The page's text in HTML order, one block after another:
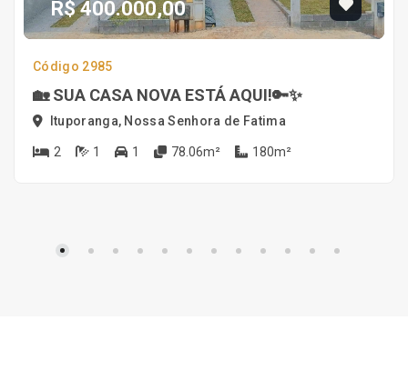
R$ 400.000,00
Código 2985
🏡 SUA CASA NOVA ESTÁ AQUI!🔑✨
Ituporanga, Nossa Senhora de Fatima
2 1 1 78.06m² 180m²